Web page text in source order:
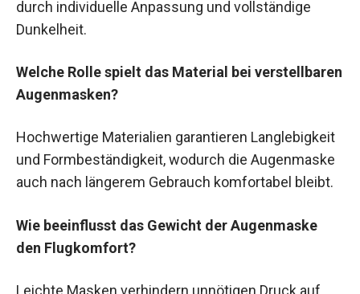
durch individuelle Anpassung und vollständige
Dunkelheit.
Welche Rolle spielt das Material bei verstellbaren
Augenmasken?
Hochwertige Materialien garantieren Langlebigkeit
und Formbeständigkeit, wodurch die Augenmaske
auch nach längerem Gebrauch komfortabel bleibt.
Wie beeinflusst das Gewicht der Augenmaske
den Flugkomfort?
Leichte Masken verhindern unnötigen Druck auf